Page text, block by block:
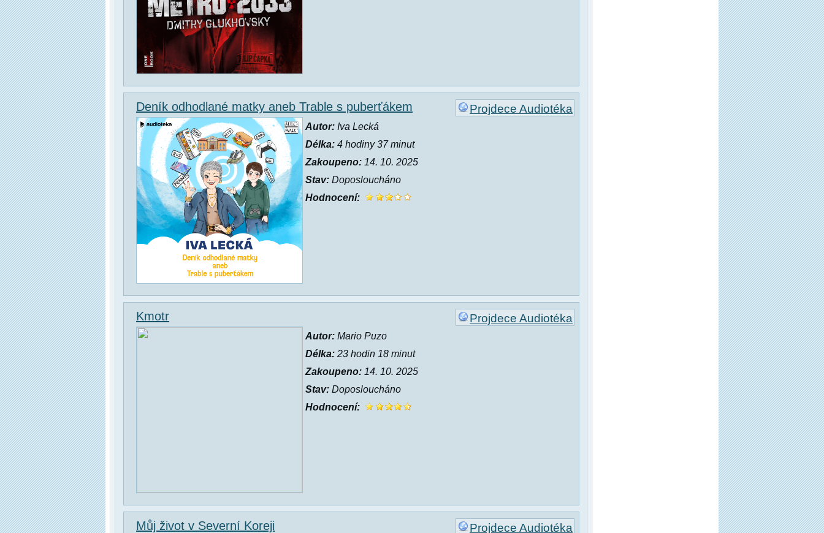
Projdece Audiotéka
Deník odhodlané matky aneb Trable s puberťákem
Autor: Iva Lecká
Délka: 4 hodiny 37 minut
Zakoupeno: 14. 10. 2025
Stav: Doposloucháno
Hodnocení:
Projdece Audiotéka
Kmotr
Autor: Mario Puzo
Délka: 23 hodin 18 minut
Zakoupeno: 14. 10. 2025
Stav: Doposloucháno
Hodnocení:
Projdece Audiotéka
Můj život v Severní Koreji